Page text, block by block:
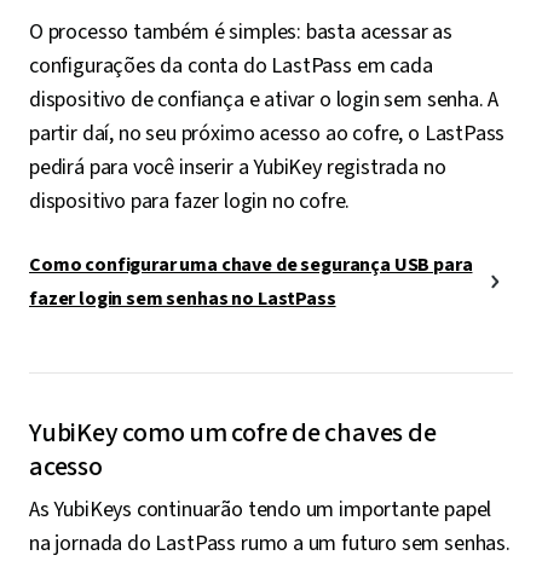
O processo também é simples: basta acessar as
configurações da conta do LastPass em cada
dispositivo de confiança e ativar o login sem senha. A
partir daí, no seu próximo acesso ao cofre, o LastPass
pedirá para você inserir a YubiKey registrada no
dispositivo para fazer login no cofre.
Como configurar uma chave de segurança USB para
fazer login sem senhas no LastPass
YubiKey como um cofre de chaves de
acesso
As YubiKeys continuarão tendo um importante papel
na jornada do LastPass rumo a um futuro sem senhas.